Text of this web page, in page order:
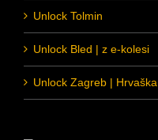
Unlock Tolmin
Unlock Bled | z e-kolesi
Unlock Zagreb | Hrvaška